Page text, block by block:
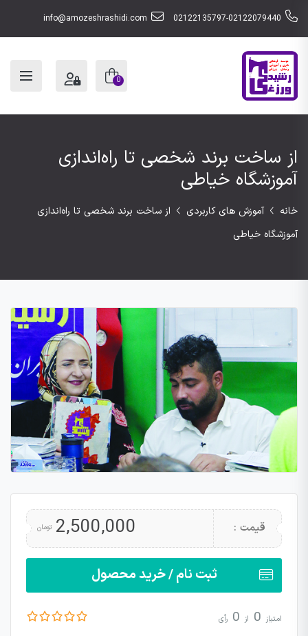
02122135797-02122079440
info@amozeshrashidi.com
0
از ساخت برند شخصی تا راه‌اندازی
آموزشگاه خیاطی
خانه آموزش های کاربردی
از ساخت برند شخصی تا راه‌اندازی
آموزشگاه خیاطی
قیمت : 2,500,000 تومان
ثبت نام / خرید محصول
امتیاز 0 از 0 رأی